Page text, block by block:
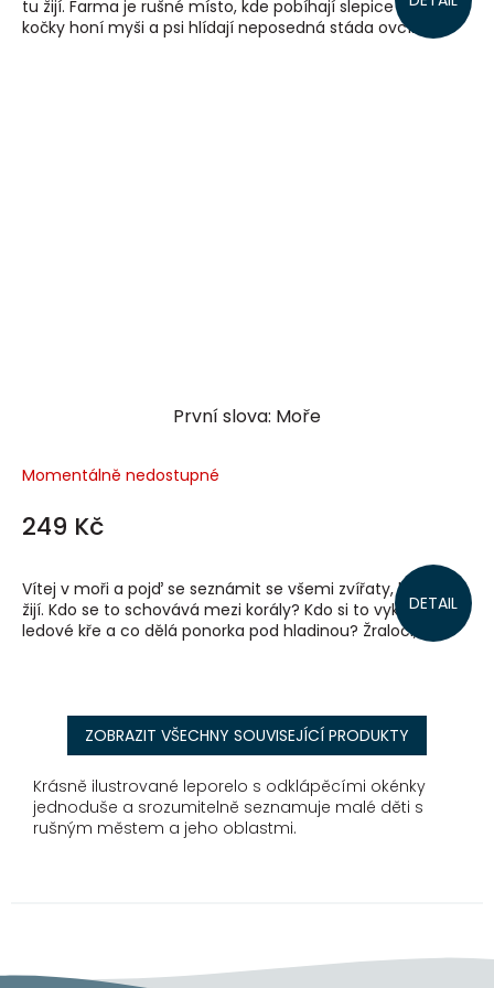
tu žijí. Farma je rušné místo, kde pobíhají slepice a kuřata,
kočky honí myši a psi hlídají neposedná stáda ovcí....
První slova: Moře
Momentálně nedostupné
249 Kč
DETAIL
Vítej v moři a pojď se seznámit se všemi zvířaty, která tu
žijí. Kdo se to schovává mezi korály? Kdo si to vykračuje na
ledové kře a co dělá ponorka pod hladinou? Žraloci,...
ZOBRAZIT VŠECHNY SOUVISEJÍCÍ PRODUKTY
Krásně ilustrované leporelo s odklápěcími okénky
jednoduše a srozumitelně seznamuje malé děti s
rušným městem a jeho oblastmi.